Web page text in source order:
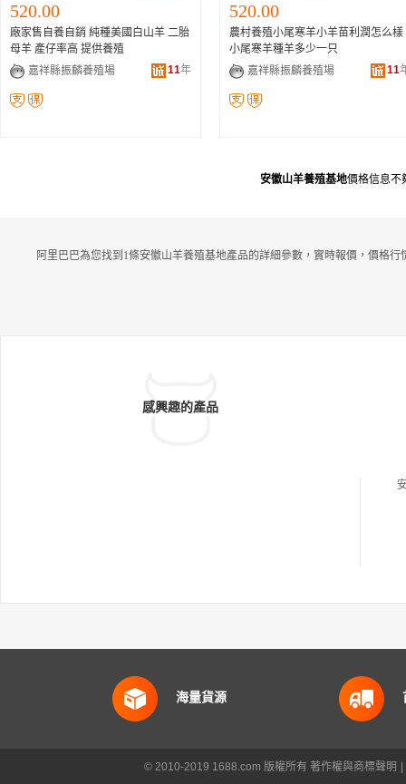
520.00
廠家售自養自銷 純種美國白山羊 二胎
母羊 產仔率高 提供養殖
嘉祥縣振麟養殖場
11年
520.00
農村養殖小尾寒羊小羊苗利潤怎么樣
小尾寒羊種羊多少一只
嘉祥縣振麟養殖場
11
安徽山羊養殖基地價格信息不
阿里巴巴為您找到1條安徽山羊養殖基地產品的詳細參數，實時報價，價格行
感興趣的產品
海量貨源
© 2010-2019 1688.com 版權所有 著作權與商標聲明